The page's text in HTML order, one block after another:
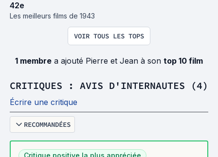
42e
Les meilleurs films de 1943
VOIR TOUS LES TOPS
1 membre a ajouté Pierre et Jean à son top 10 film
CRITIQUES : AVIS D'INTERNAUTES (4)
Écrire une critique
RECOMMANDÉES
Critique positive la plus appréciée